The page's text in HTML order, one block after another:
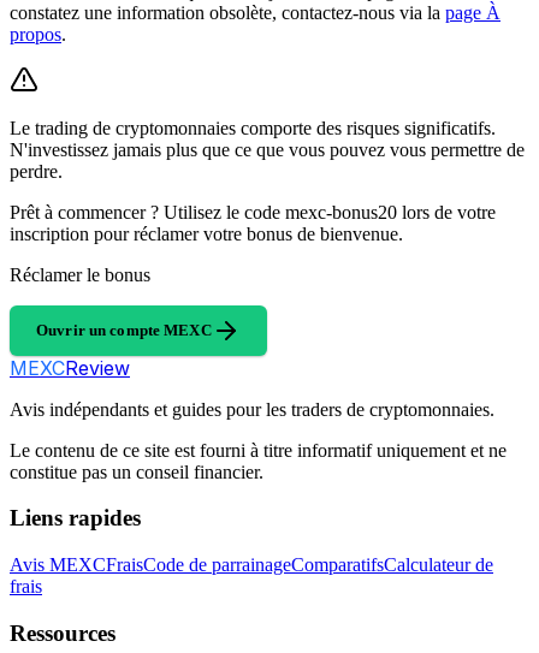
constatez une information obsolète, contactez-nous via la page À
propos.
Le trading de cryptomonnaies comporte des risques significatifs.
N'investissez jamais plus que ce que vous pouvez vous permettre de
perdre.
Prêt à commencer ? Utilisez le code mexc-bonus20 lors de votre
inscription pour réclamer votre bonus de bienvenue.
Réclamer le bonus
Ouvrir un compte MEXC
MEXCReview
Avis indépendants et guides pour les traders de cryptomonnaies.
Le contenu de ce site est fourni à titre informatif uniquement et ne
constitue pas un conseil financier.
Liens rapides
Avis MEXCFraisCode de parrainageComparatifsCalculateur de
frais
Ressources